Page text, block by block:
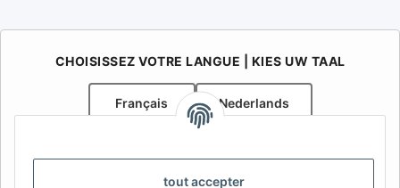
tout accepter
CHOISISSEZ VOTRE LANGUE | KIES UW TAAL
Français Nederlands